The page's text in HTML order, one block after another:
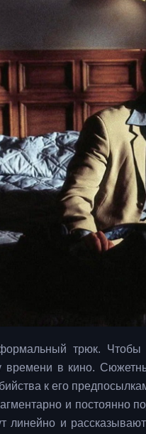
трюк. Чтобы
времени в кино.
к его
и постоянно
линейно и